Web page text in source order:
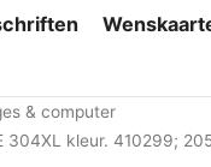
& computer
304XL kleur. 410299;